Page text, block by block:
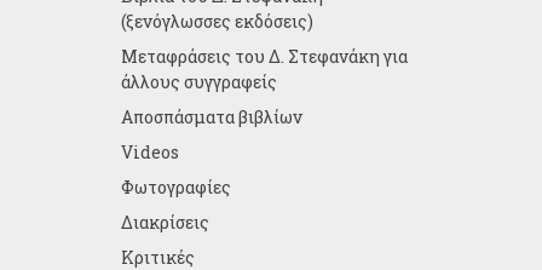
(ξενόγλωσσες εκδόσεις)
Μεταφράσεις του Δ. Στεφανάκη για
άλλους συγγραφείς
Αποσπάσματα βιβλίων
Videos
Φωτογραφίες
Διακρίσεις
Κριτικές